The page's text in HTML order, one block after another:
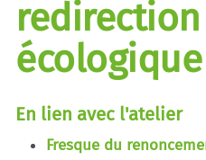
redirection
écologique
En lien avec l'atelier
Fresque du